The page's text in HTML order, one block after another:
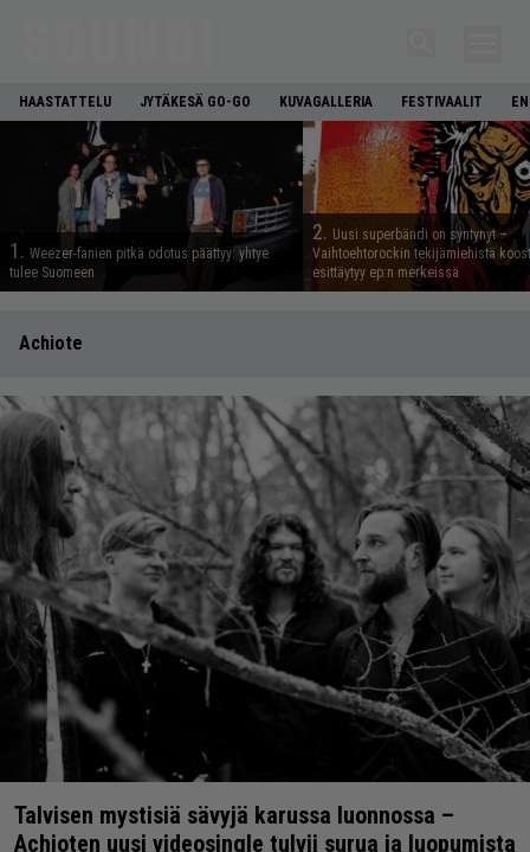
HAASTATTELU JYTÄKESÄ GO-GO KUVAGALLERIA FESTIVAALIT
1. Weezer-fanien pitkä odotus päättyy: yhtye
tulee Suomeen
2. Uusi superbändi on syntynyt –
Vaihtoehtorockin tekijämiehistä
esittäytyy ep:n merkeissä
Achiote
Talvisen mystisiä sävyjä karussa luonnossa –
Achioten uusi videosingle tulvii surua ja luopumista